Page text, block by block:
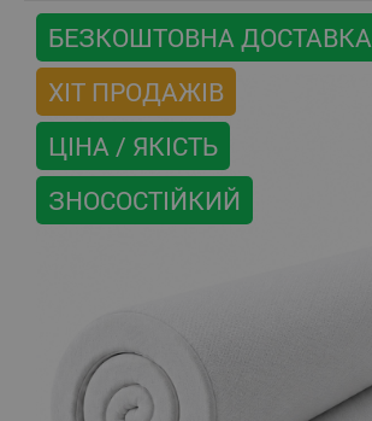
БЕЗКОШТОВНА ДОСТАВКА
ХІТ ПРОДАЖІВ
ЦІНА / ЯКІСТЬ
ЗНОСОСТІЙКИЙ